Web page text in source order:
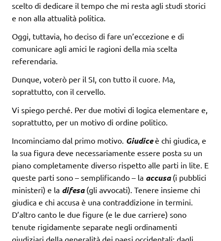
scelto di dedicare il tempo che mi resta agli studi storici
e non alla attualità politica.
Oggi, tuttavia, ho deciso di fare un’eccezione e di
comunicare agli amici le ragioni della mia scelta
referendaria.
Dunque, voterò per il SI, con tutto il cuore. Ma,
soprattutto, con il cervello.
Vi spiego perché. Per due motivi di logica elementare e,
soprattutto, per un motivo di ordine politico.
Incominciamo dal primo motivo. Giudiceè chi giudica, e
la sua figura deve necessariamente essere posta su un
piano completamente diverso rispetto alle parti in lite. E
queste parti sono – semplificando – la accusa(i pubblici
ministeri) e la difesa(gli avvocati). Tenere insieme chi
giudica e chi accusa è una contraddizione in termini.
D’altro canto le due figure (e le due carriere) sono
tenute rigidamente separate negli ordinamenti